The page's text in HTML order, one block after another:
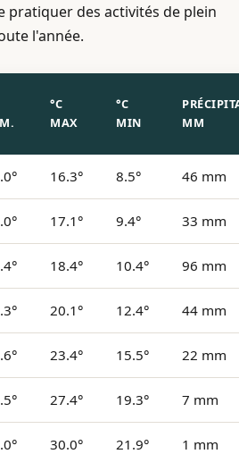
pratiquer des activités de plein
l'année.
°C
MAX
°C
MIN
MM
16.3° 8.5° 46 mm
17.1° 9.4° 33 mm
18.4° 10.4° 96 mm
20.1° 12.4° 44 mm
23.4° 15.5° 22 mm
27.4° 19.3° 7 mm
30.0° 21.9° 1 mm